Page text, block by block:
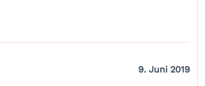
9. Juni 2019